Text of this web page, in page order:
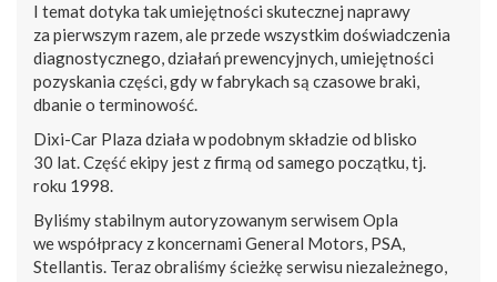
I temat dotyka tak umiejętności skutecznej naprawy
za pierwszym razem, ale przede wszystkim doświadczenia
diagnostycznego, działań prewencyjnych, umiejętności
pozyskania części, gdy w fabrykach są czasowe braki,
dbanie o terminowość.
Dixi-Car Plaza działa w podobnym składzie od blisko
30 lat. Część ekipy jest z firmą od samego początku, tj.
roku 1998.
Byliśmy stabilnym autoryzowanym serwisem Opla
we współpracy z koncernami General Motors, PSA,
Stellantis. Teraz obraliśmy ścieżkę serwisu niezależnego,